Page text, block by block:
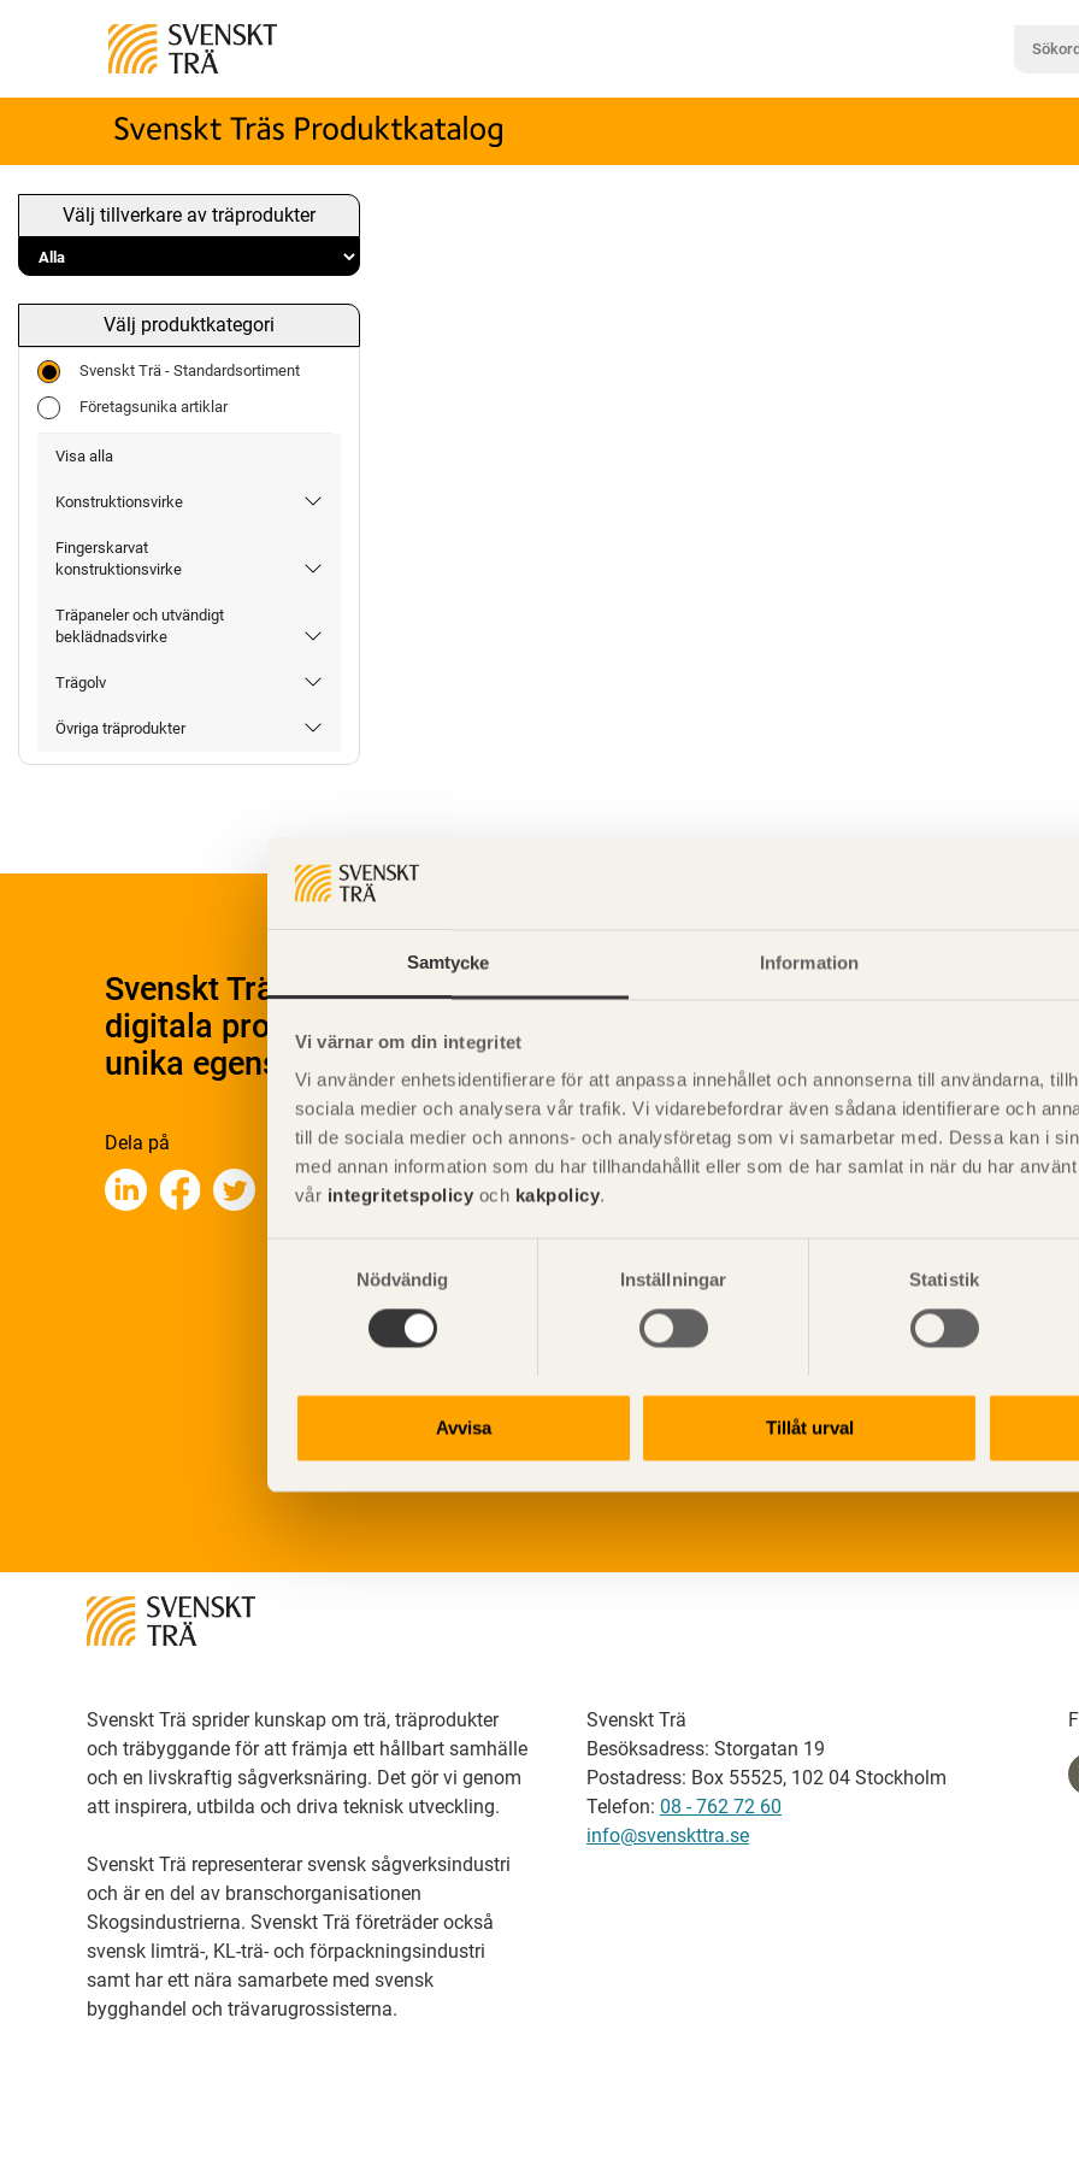
Samtycke Information
Vi värnar om din integritet
Vi använder enhetsidentifierare för att anpassa innehållet och annonserna till användarna,
sociala medier och analysera vår trafik. Vi vidarebefordrar även sådana identifierare och
till de sociala medier och annons- och analysföretag som vi samarbetar med. Dessa kan i
med annan information som du har tillhandahållit eller som de har samlat in när du har
vår integritetspolicy och kakpolicy.
Nödvändig
Inställningar Statistik
Avvisa Tillåt urval
Välj tillverkare av träprodukter
Välj produktkategori
Svenskt Trä - Standardsortiment
Företagsunika artiklar
Visa alla
Konstruktionsvirke
Fingerskarvat
konstruktionsvirke
Träpaneler och utvändigt
beklädnadsvirke
Trägolv
Övriga träprodukter
Svenskt Träs Produktkatalog är svensk sågverksnärings
digitala produktkatalog för att beskriva träprodukter och deras
unika egenskaper.
Dela på
Svenskt Trä sprider kunskap om trä, träprodukter
och träbyggande för att främja ett hållbart samhälle
och en livskraftig sågverksnäring. Det gör vi genom
att inspirera, utbilda och driva teknisk utveckling.
Svenskt Trä representerar svensk sågverksindustri
och är en del av branschorganisationen
Skogsindustrierna. Svenskt Trä företräder också
svensk limträ-, KL-trä- och förpackningsindustri
samt har ett nära samarbete med svensk
bygghandel och trävarugrossisterna.
Svenskt Trä
Besöksadress: Storgatan 19
Postadress: Box 55525, 102 04 Stockholm
Telefon: 08 - 762 72 60
info@svenskttra.se